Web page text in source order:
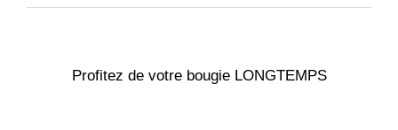
Profitez de votre bougie LONGTEMPS